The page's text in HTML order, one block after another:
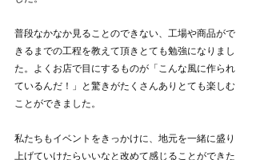
普段なかなか見ることのできない、工場や商品がで
きるまでの工程を教えて頂きとても勉強になりまし
た。よくお店で目にするものが「こんな風に作られ
ているんだ！」と驚きがたくさんありとても楽しむ
ことができました。
私たちもイベントをきっかけに、地元を一緒に盛り
上げていけたらいいなと改めて感じることができた